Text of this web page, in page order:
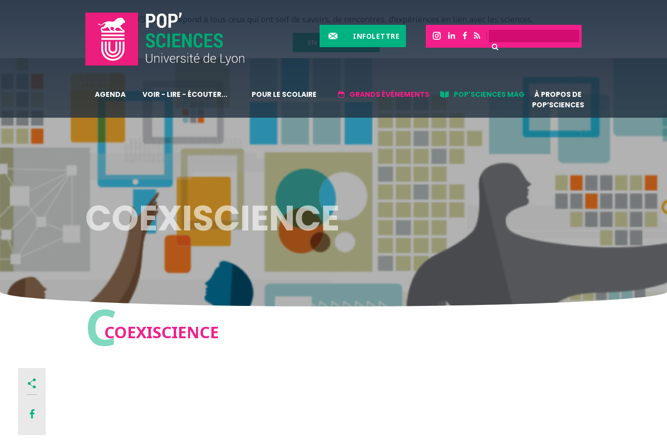
Pop’Sciences répond à tous ceux qui ont soif de savoirs, de rencontres, d’expériences en lien avec les sciences.
EN SAVOIR PLUS
INFOLETTRE
AGENDA VOIR - LIRE - ÉCOUTER... POUR LE SCOLAIRE GRANDS ÉVÉNEMENTS POP'SCIENCES MAG
À PROPOS DE
POP’SCIENCES
COEXISCIENCE
CCOEXISCIENCE